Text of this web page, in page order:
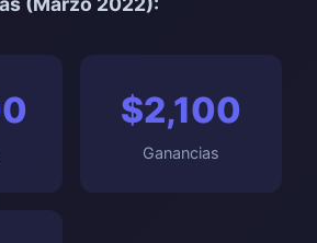
$2,100
Ganancias